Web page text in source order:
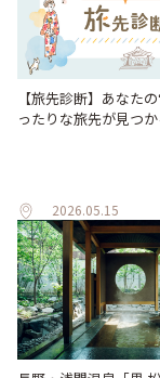
【旅先診断】あなた
ったりな旅先が見つ
2026.05.15